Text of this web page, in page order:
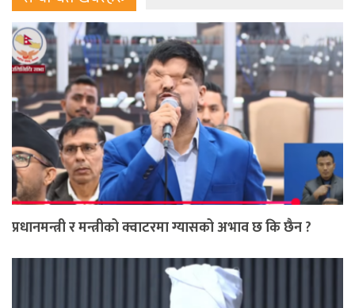
प्रधानमन्त्री र मन्त्रीको क्वाटरमा ग्यासको अभाव छ कि छैन ?